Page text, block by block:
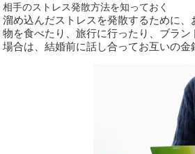
相手のストレス発散方法を知っておく
溜め込んだストレスを発散するために
物を食べたり、旅行に行ったり、ブラ
場合は、結婚前に話し合ってお互いの金